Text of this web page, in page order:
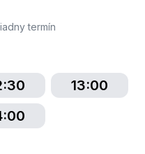
termín
13:00